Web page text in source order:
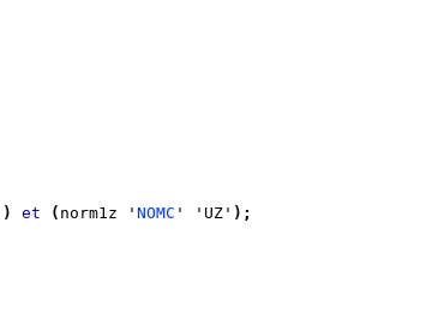
) et ( norm1z ' NOMC ' 'UZ' ) ;